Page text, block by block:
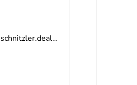
hilden-vw-gw@autohaus-schnitzler.dealerdesk.de